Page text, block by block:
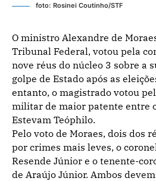
foto: Rosinei Coutinho/STF
O ministro Alexandre de
Tribunal Federal, votou pela
nove réus do núcleo 3 sobre a
golpe de Estado após as
entanto, o magistrado votou
militar de maior patente entre
Estevam Teóphilo.
Pelo voto de Moraes, dois dos
por crimes mais leves, o
Resende Júnior e o tenente-
de Araújo Júnior. Ambos